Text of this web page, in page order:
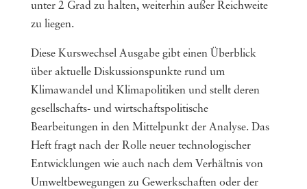
unter 2 Grad zu halten, weiterhin außer Reichweite
zu liegen.
Diese Kurswechsel Ausgabe gibt einen Überblick
über aktuelle Diskussionspunkte rund um
Klimawandel und Klimapolitiken und stellt deren
gesellschafts- und wirtschaftspolitische
Bearbeitungen in den Mittelpunkt der Analyse. Das
Heft fragt nach der Rolle neuer technologischer
Entwicklungen wie auch nach dem Verhältnis von
Umweltbewegungen zu Gewerkschaften oder der